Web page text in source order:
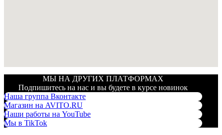
МЫ НА ДРУГИХ ПЛАТФОРМАХ
Подпишитесь на нас и вы будете в курсе новинок
Наша группа Вконтакте
Магазин на AVITO.RU
Наши работы на YouTube
Мы в TikTok